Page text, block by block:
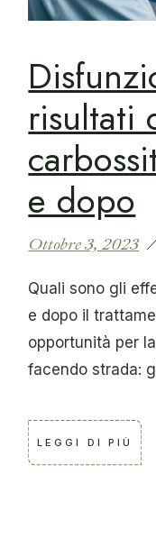
risultati
e dopo
Ottobre 3, 2023
Quali sono gli
e dopo il
opportunità per
facendo strada:
LEGGI DI PIÙ